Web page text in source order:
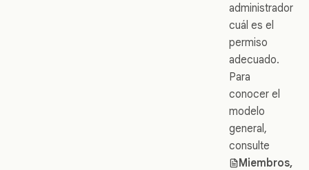
administrador
cuál es el
permiso
adecuado.
Para
conocer el
modelo
general,
consulte
Miembros,